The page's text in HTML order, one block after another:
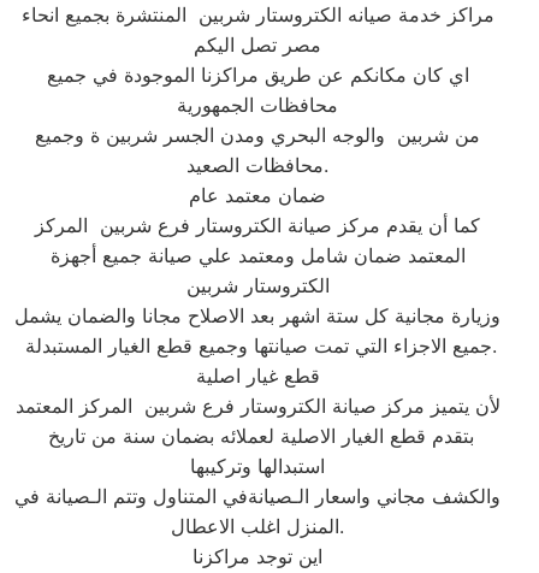
مراكز خدمة صيانه الكتروستار شربين المنتشرة بجميع انحاء
مصر تصل اليكم
اي كان مكانكم عن طريق مراكزنا الموجودة في جميع
محافظات الجمهورية
من شربين والوجه البحري ومدن الجسر شربين ة وجميع
محافظات الصعيد.​
ضمان معتمد عام
كما أن يقدم مركز صيانة الكتروستار فرع شربين المركز
المعتمد ضمان شامل ومعتمد علي صيانة جميع أجهزة
الكتروستار شربين
وزيارة مجانية كل ستة اشهر بعد الاصلاح مجانا والضمان يشمل
جميع الاجزاء التي تمت صيانتها وجميع قطع الغيار المستبدلة.​​
قطع غيار اصلية
لأن يتميز مركز صيانة الكتروستار فرع شربين المركز المعتمد
استبدالها وتركيبها
والكشف مجاني واسعار الـصيانةفي المتناول وتتم الـصيانة في
المنزل اغلب الاعطال.​
اين توجد مراكزنا